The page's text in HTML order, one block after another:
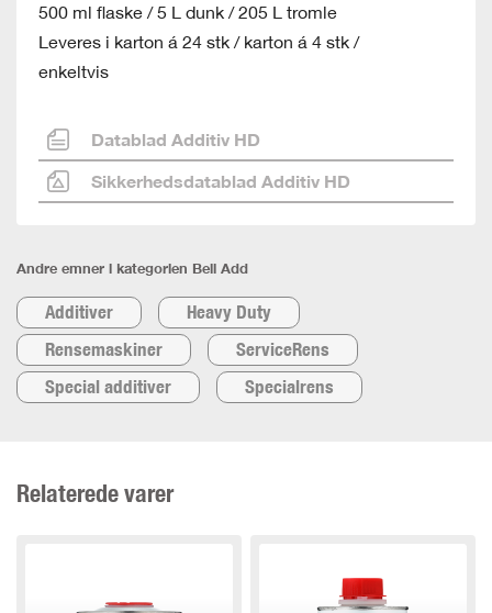
500 ml flaske / 5 L dunk / 205 L tromle
Leveres i karton á 24 stk / karton á 4 stk /
enkeltvis
Datablad Additiv HD
Sikkerhedsdatablad Additiv HD
Andre emner i kategorien Bell Add
Additiver
Heavy Duty
Rensemaskiner
ServiceRens
Special additiver
Specialrens
Relaterede varer